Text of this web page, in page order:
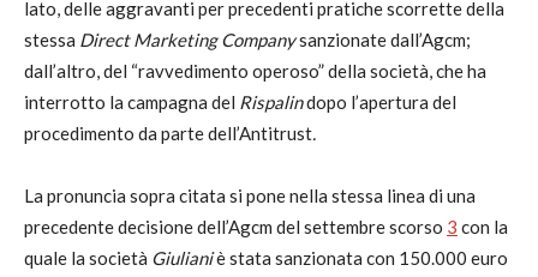
lato, delle aggravanti per precedenti pratiche scorrette della
stessa Direct Marketing Companysanzionate dall’Agcm;
dall’altro, del “ravvedimento operoso” della società, che ha
interrotto la campagna del Rispalindopo l’apertura del
procedimento da parte dell’Antitrust.
La pronuncia sopra citata si pone nella stessa linea di una
precedente decisione dell’Agcm del settembre scorso 3 con la
quale la società Giulianiè stata sanzionata con 150.000 euro